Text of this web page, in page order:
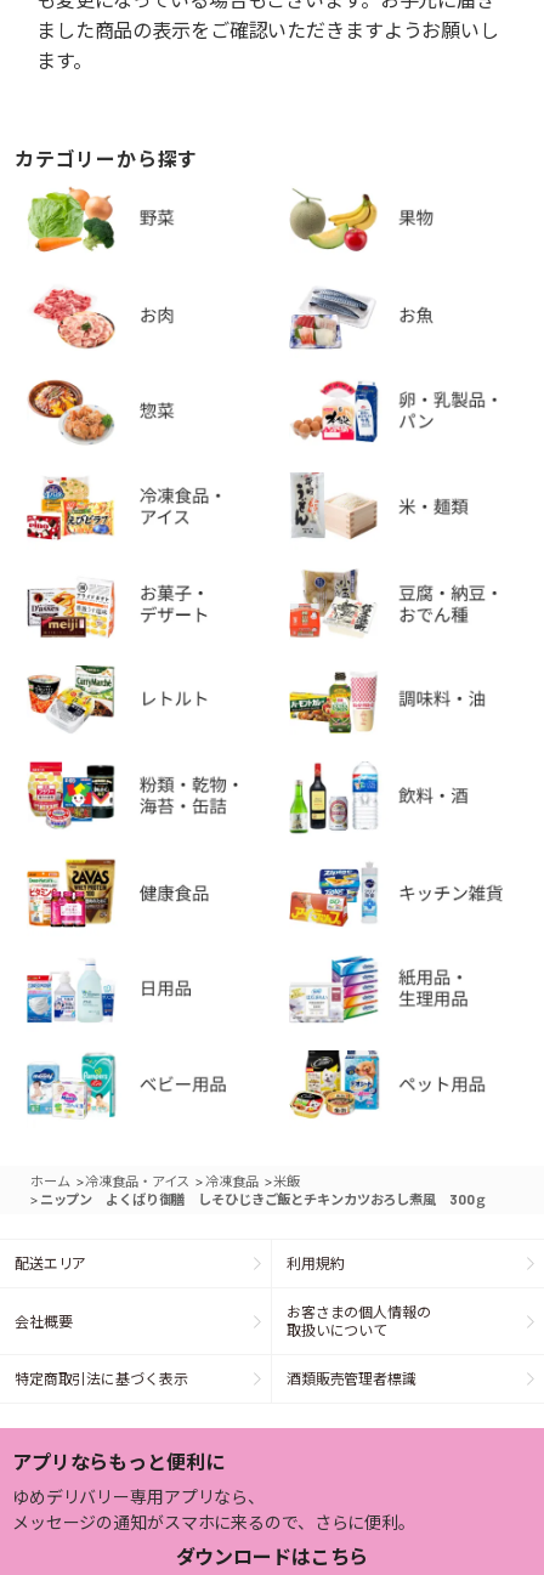
ました商品の表示をご確認いただきますようお願いし
ます。
カテゴリーから探す
ホーム >冷凍食品・アイス > 冷凍食品 >米飯
> ニップン よくばり御膳 しそひじきご飯とチキンカツおろし煮風 300ｇ
配送エリア 利用規約
会社概要
お客さまの個人情報の
取扱いについて
特定商取引法に基づく表示 酒類販売管理者標識
アプリならもっと便利に
ゆめデリバリー専用アプリなら、
メッセージの通知がスマホに来るので、さらに便利。
ダウンロードはこちら